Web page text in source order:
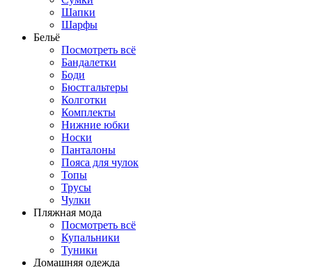
Шапки
Шарфы
Бельё
Посмотреть всё
Бандалетки
Боди
Бюстгальтеры
Колготки
Комплекты
Нижние юбки
Носки
Панталоны
Поясa для чулок
Топы
Трусы
Чулки
Пляжная мода
Посмотреть всё
Купальники
Туники
Домашняя одежда